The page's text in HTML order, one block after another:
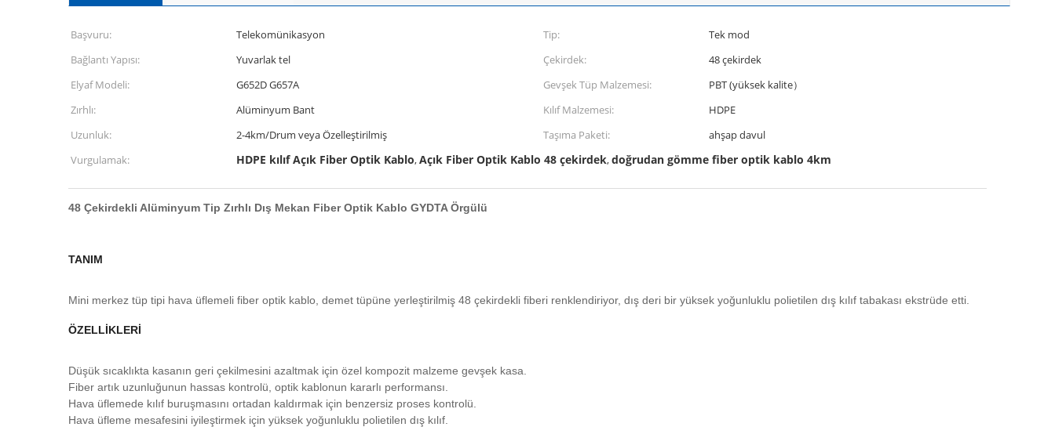
Başvuru: Telekomünikasyon Tip:
Tek mod
Bağlantı Yapısı:
Yuvarlak tel Çekirdek:
48 çekirdek
Elyaf Modeli:
G652D G657A Gevşek Tüp Malzemesi:
PBT (yüksek kalite）
Zırhlı:
Alüminyum Bant Kılıf Malzemesi:
HDPE
Uzunluk:
2-4km/Drum veya Özelleştirilmiş Taşıma Paketi:
ahşap davul
Vurgulamak:
HDPE kılıf Açık Fiber Optik Kablo,Açık Fiber Optik Kablo 48 çekirdek,doğrudan gömme fiber optik kablo 4km
48 Çekirdekli Alüminyum Tip Zırhlı Dış Mekan Fiber Optik Kablo GYDTA Örgülü
TANIM
Mini merkez tüp tipi hava üflemeli fiber optik kablo, demet tüpüne yerleştirilmiş 48 çekirdekli fiberi renklendiriyor, dış deri bir yüksek yoğunluklu polietilen dış kılıf tabakası ekstrüde etti.
ÖZELLİKLERİ
Düşük sıcaklıkta kasanın geri çekilmesini azaltmak için özel kompozit malzeme gevşek kasa.
Fiber artık uzunluğunun hassas kontrolü, optik kablonun kararlı performansı.
Hava üflemede kılıf buruşmasını ortadan kaldırmak için benzersiz proses kontrolü.
Hava üfleme mesafesini iyileştirmek için yüksek yoğunluklu polietilen dış kılıf.